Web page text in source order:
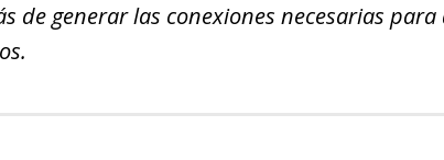
de generar las conexiones necesarias